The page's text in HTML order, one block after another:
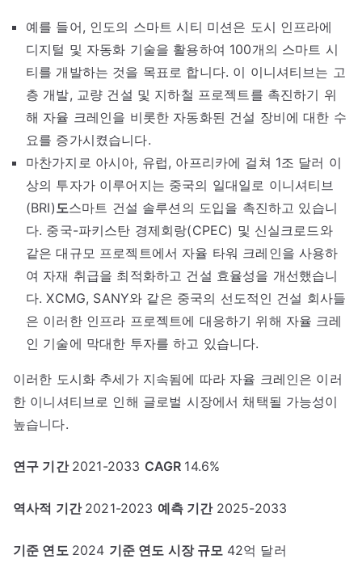
예를 들어, 인도의 스마트 시티 미션은 도시 인프라에
디지털 및 자동화 기술을 활용하여 100개의 스마트 시
티를 개발하는 것을 목표로 합니다. 이 이니셔티브는 고
층 개발, 교량 건설 및 지하철 프로젝트를 촉진하기 위
해 자율 크레인을 비롯한 자동화된 건설 장비에 대한 수
요를 증가시켰습니다.
마찬가지로 아시아, 유럽, 아프리카에 걸쳐 1조 달러 이
상의 투자가 이루어지는 중국의 일대일로 이니셔티브
(BRI)도스마트 건설 솔루션의 도입을 촉진하고 있습니
다. 중국-파키스탄 경제회랑(CPEC) 및 신실크로드와
같은 대규모 프로젝트에서 자율 타워 크레인을 사용하
여 자재 취급을 최적화하고 건설 효율성을 개선했습니
다. XCMG, SANY와 같은 중국의 선도적인 건설 회사들
은 이러한 인프라 프로젝트에 대응하기 위해 자율 크레
인 기술에 막대한 투자를 하고 있습니다.
이러한 도시화 추세가 지속됨에 따라 자율 크레인은 이러
한 이니셔티브로 인해 글로벌 시장에서 채택될 가능성이
높습니다.
연구 기간 2021-2033 CAGR 14.6%
역사적 기간 2021-2023 예측 기간 2025-2033
기준 연도 2024 기준 연도 시장 규모 42억 달러